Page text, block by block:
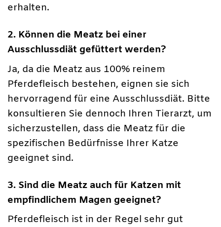
erhalten.
2. Können die Meatz bei einer
Ausschlussdiät gefüttert werden?
Ja, da die Meatz aus 100% reinem
Pferdefleisch bestehen, eignen sie sich
hervorragend für eine Ausschlussdiät. Bitte
konsultieren Sie dennoch Ihren Tierarzt, um
sicherzustellen, dass die Meatz für die
spezifischen Bedürfnisse Ihrer Katze
geeignet sind.
3. Sind die Meatz auch für Katzen mit
empfindlichem Magen geeignet?
Pferdefleisch ist in der Regel sehr gut